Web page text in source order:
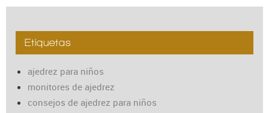
Etiquetas
ajedrez para niños
monitores de ajedrez
consejos de ajedrez para niños